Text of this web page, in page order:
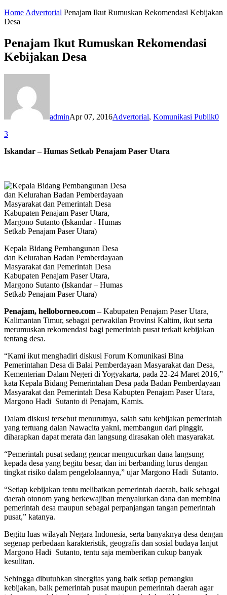
Home Advertorial Penajam Ikut Rumuskan Rekomendasi Kebijakan
Desa
Penajam Ikut Rumuskan Rekomendasi
Kebijakan Desa
adminApr 07, 2016Advertorial, Komunikasi Publik0
3
Iskandar – Humas Setkab Penajam Paser Utara
Kepala Bidang Pembangunan Desa
dan Kelurahan Badan Pemberdayaan
Masyarakat dan Pemerintah Desa
Kabupaten Penajam Paser Utara,
Margono Sutanto (Iskandar – Humas
Setkab Penajam Paser Utara)
Penajam, helloborneo.com –Kabupaten Penajam Paser Utara,
Kalimantan Timur, sebagai perwakilan Provinsi Kaltim, ikut serta
merumuskan rekomendasi bagi pemerintah pusat terkait kebijakan
tentang desa.
“Kami ikut menghadiri diskusi Forum Komunikasi Bina
Pemerintahan Desa di Balai Pemberdayaan Masyarakat dan Desa,
Kementerian Dalam Negeri di Yogyakarta, pada 22-24 Maret 2016,”
kata Kepala Bidang Pemerintahan Desa pada Badan Pemberdayaan
Masyarakat dan Pemerintah Desa Kabupten Penajam Paser Utara,
Margono Hadi Sutanto di Penajam, Kamis.
Dalam diskusi tersebut menurutnya, salah satu kebijakan pemerintah
yang tertuang dalan Nawacita yakni, membangun dari pinggir,
diharapkan dapat merata dan langsung dirasakan oleh masyarakat.
“Pemerintah pusat sedang gencar mengucurkan dana langsung
kepada desa yang begitu besar, dan ini berbanding lurus dengan
tingkat risiko dalam pengelolaannya,” ujar Margono Hadi Sutanto.
“Setiap kebijakan tentu melibatkan pemerintah daerah, baik sebagai
daerah otonom yang berkewajiban menyalurkan dana dan membina
pemerintah desa maupun sebagai perpanjangan tangan pemerintah
pusat,” katanya.
Begitu luas wilayah Negara Indonesia, serta banyaknya desa dengan
segenap perbedaan karakteristik, geografis dan sosial budaya lanjut
Margono Hadi Sutanto, tentu saja memberikan cukup banyak
kesulitan.
Sehingga dibutuhkan sinergitas yang baik setiap pemangku
kebijakan, baik pemerintah pusat maupun pemerintah daerah agar